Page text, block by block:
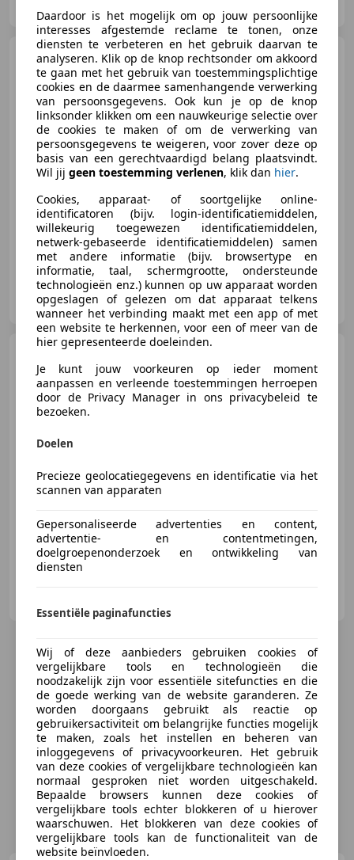
Honda CBR 650R
€ 9.790
04/2019 23.497 km Benzine -/-
Barbier Motorsport
NL-7971 PA HAVELTE
Daardoor is het mogelijk om op jouw persoonlijke
interesses afgestemde reclame te tonen, onze
diensten te verbeteren en het gebruik daarvan te
analyseren. Klik op de knop rechtsonder om akkoord
te gaan met het gebruik van toestemmingsplichtige
cookies en de daarmee samenhangende verwerking
van persoonsgegevens. Ook kun je op de knop
linksonder klikken om een nauwkeurige selectie over
de cookies te maken of om de verwerking van
persoonsgegevens te weigeren, voor zover deze op
basis van een gerechtvaardigd belang plaatsvindt.
Wil jij geen toestemming verlenen, klik dan hier.
Cookies, apparaat- of soortgelijke online-
identificatoren (bijv. login-identificatiemiddelen,
willekeurig toegewezen identificatiemiddelen,
netwerk-gebaseerde identificatiemiddelen) samen
met andere informatie (bijv. browsertype en
informatie, taal, schermgrootte, ondersteunde
technologieën enz.) kunnen op uw apparaat worden
opgeslagen of gelezen om dat apparaat telkens
wanneer het verbinding maakt met een app of met
een website te herkennen, voor een of meer van de
hier gepresenteerde doeleinden.
Je kunt jouw voorkeuren op ieder moment
aanpassen en verleende toestemmingen herroepen
door de Privacy Manager in ons privacybeleid te
bezoeken.
Doelen
Precieze geolocatiegegevens en identificatie via het
scannen van apparaten
Gepersonaliseerde advertenties en content,
advertentie- en contentmetingen,
doelgroepenonderzoek en ontwikkeling van
diensten
Essentiële paginafuncties
Wij of deze aanbieders gebruiken cookies of
vergelijkbare tools en technologieën die
noodzakelijk zijn voor essentiële sitefuncties en die
de goede werking van de website garanderen. Ze
worden doorgaans gebruikt als reactie op
gebruikersactiviteit om belangrijke functies mogelijk
te maken, zoals het instellen en beheren van
inloggegevens of privacyvoorkeuren. Het gebruik
van deze cookies of vergelijkbare technologieën kan
normaal gesproken niet worden uitgeschakeld.
Bepaalde browsers kunnen deze cookies of
vergelijkbare tools echter blokkeren of u hierover
waarschuwen. Het blokkeren van deze cookies of
vergelijkbare tools kan de functionaliteit van de
website beïnvloeden.